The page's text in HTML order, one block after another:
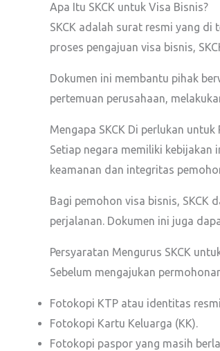
Apa Itu SKCK untuk Visa Bisnis?
SKCK adalah surat resmi yang
proses pengajuan visa bisnis,
Dokumen ini membantu pihak
pertemuan perusahaan,
Mengapa SKCK Di perlukan untuk
Setiap negara memiliki kebijakan
keamanan dan integritas
Bagi pemohon visa bisnis,
perjalanan. Dokumen ini juga
Persyaratan Mengurus SKCK
Sebelum mengajukan
Fotokopi KTP atau identitas
Fotokopi Kartu Keluarga (KK).
Fotokopi paspor yang masih